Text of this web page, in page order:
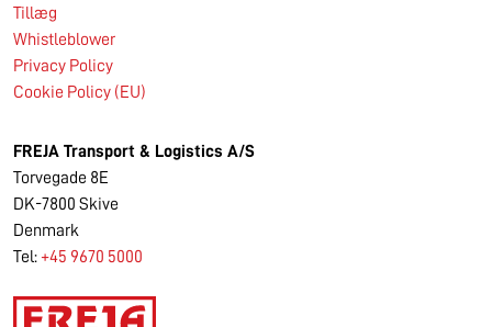
Tillæg
Whistleblower
Privacy Policy
Cookie Policy (EU)
FREJA Transport & Logistics A/S
Torvegade 8E
DK-7800 Skive
Denmark
Tel: +45 9670 5000